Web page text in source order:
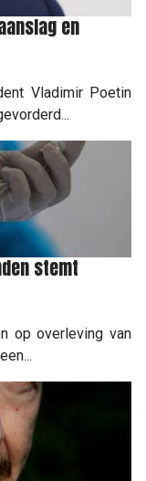
en
Vladimir Poetin
stemt
op overleving van